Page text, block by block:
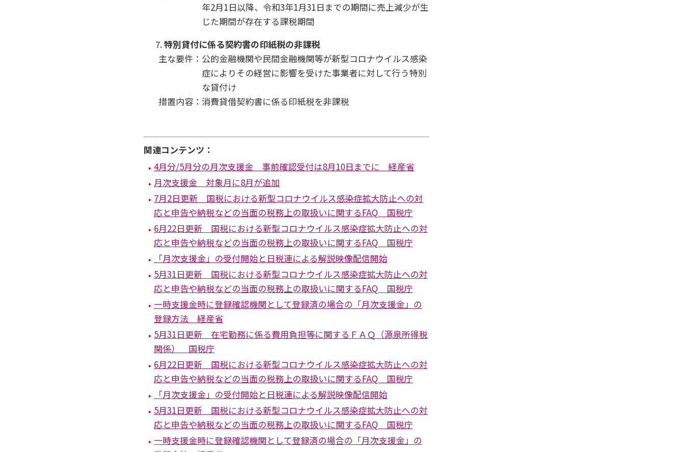
年2月1日以降、令和3年1月31日までの期間に売上減少が生
じた期間が存在する課税期間
特別貸付に係る契約書の印紙税の非課税
主な要件：公的金融機関や民間金融機関等が新型コロナウイルス感染
症によりその経営に影響を受けた事業者に対して行う特別
な貸付け
措置内容：消費貸借契約書に係る印紙税を非課税
関連コンテンツ：
4月分/5月分の月次支援金 事前確認受付は8月10日までに 経産省
月次支援金 対象月に8月が追加
7月2日更新 国税における新型コロナウイルス感染症拡大防止への対
応と申告や納税などの当面の税務上の取扱いに関するFAQ 国税庁
6月22日更新 国税における新型コロナウイルス感染症拡大防止への対
応と申告や納税などの当面の税務上の取扱いに関するFAQ 国税庁
「月次支援金」の受付開始と日税連による解説映像配信開始
5月31日更新 国税における新型コロナウイルス感染症拡大防止への対
応と申告や納税などの当面の税務上の取扱いに関するFAQ 国税庁
一時支援金時に登録確認機関として登録済の場合の「月次支援金」の
登録方法 経産省
5月31日更新 在宅勤務に係る費用負担等に関するＦＡＱ（源泉所得税
関係） 国税庁
6月22日更新 国税における新型コロナウイルス感染症拡大防止への対
応と申告や納税などの当面の税務上の取扱いに関するFAQ 国税庁
「月次支援金」の受付開始と日税連による解説映像配信開始
5月31日更新 国税における新型コロナウイルス感染症拡大防止への対
応と申告や納税などの当面の税務上の取扱いに関するFAQ 国税庁
一時支援金時に登録確認機関として登録済の場合の「月次支援金」の